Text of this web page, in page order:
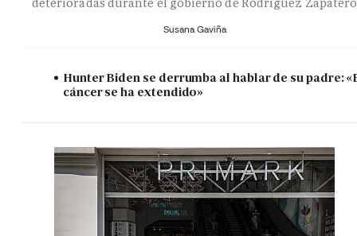
deterioradas durante el gobierno de Rodríguez Zapatero
Susana Gaviña
Hunter Biden se derrumba al hablar de su padre:
cáncer se ha extendido»